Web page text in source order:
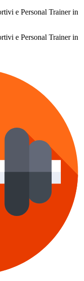
e Personal Trainer in
e Personal Trainer in